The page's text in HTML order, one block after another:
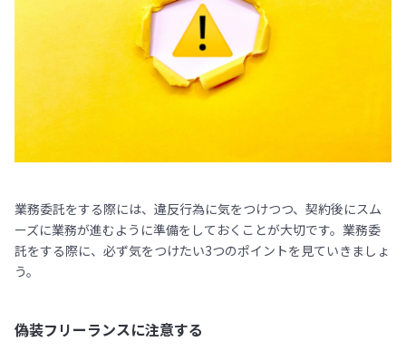
業務委託をする際には、違反行為に気をつけつつ、契約後にスム
ーズに業務が進むように準備をしておくことが大切です。業務委
託をする際に、必ず気をつけたい3つのポイントを見ていきましょ
う。
偽装フリーランスに注意する